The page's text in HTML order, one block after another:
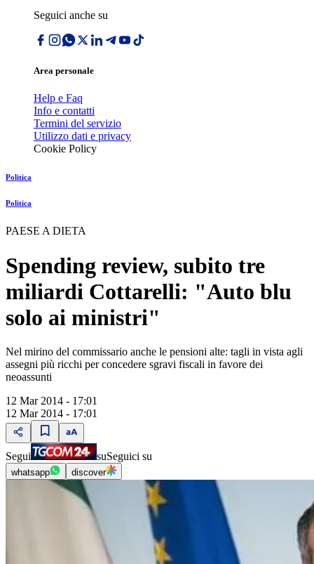
Seguici anche su
Area personale
Help e Faq
Info e contatti
Termini del servizio
Utilizzo dati e privacy
Cookie Policy
Politica
Politica
PAESE A DIETA
Spending review, subito tre
miliardi Cottarelli: "Auto blu
solo ai ministri"
Nel mirino del commissario anche le pensioni alte: tagli in vista agli
assegni più ricchi per concedere sgravi fiscali in favore dei
neoassunti
12 Mar 2014 - 17:01
12 Mar 2014 - 17:01
Segui suSeguici su
whatsapp discover